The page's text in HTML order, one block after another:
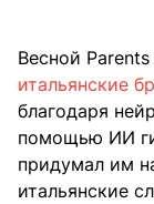
Весной
итальянские
благодаря
помощью ИИ
придумал им
итальянские